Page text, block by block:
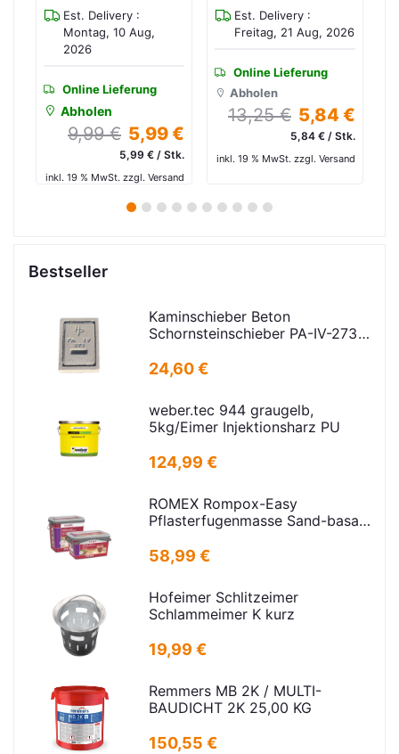
Est. Delivery :
Montag, 10 Aug,
2026
Online Lieferung
Abholen
9,99 € 5,99 €
5,99 € / Stk.
inkl. 19 % MwSt. zzgl. Versand
Est. Delivery :
Freitag, 21 Aug, 2026
Online Lieferung
Abholen
13,25 € 5,84 €
5,84 € / Stk.
inkl. 19 % MwSt. zzgl. Versand
1 2 3 4 5 6 7 8 9 10
Bestseller
Kaminschieber Beton
Schornsteinschieber PA-IV-273
16,5x24,5cm
24,60 €
weber.tec 944 graugelb,
5kg/Eimer Injektionsharz PU
124,99 €
ROMEX Rompox-Easy
Pflasterfugenmasse Sand-basalt
58,99 €
Hofeimer Schlitzeimer
Schlammeimer K kurz
19,99 €
Remmers MB 2K / MULTI-
BAUDICHT 2K 25,00 KG
150,55 €